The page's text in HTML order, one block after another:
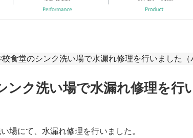
校食堂のシンク洗い場で水漏れ修理を行いました（
ンク洗い場で水漏れ修理を行
場にて、水漏れ修理を行いました。